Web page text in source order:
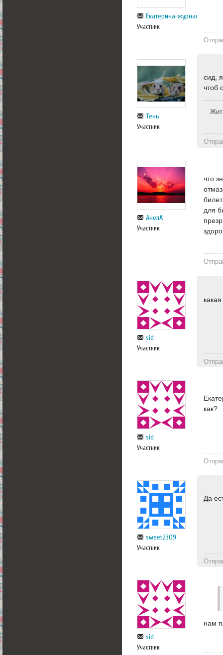
Екатерина-журналист
Участник
Тень
Участник
сид,
чтоб
АнелА
Участник
что
для
sid
Участник
sid
Участник
как?
sweet2309
Участник
Да
sid
Участник
нам